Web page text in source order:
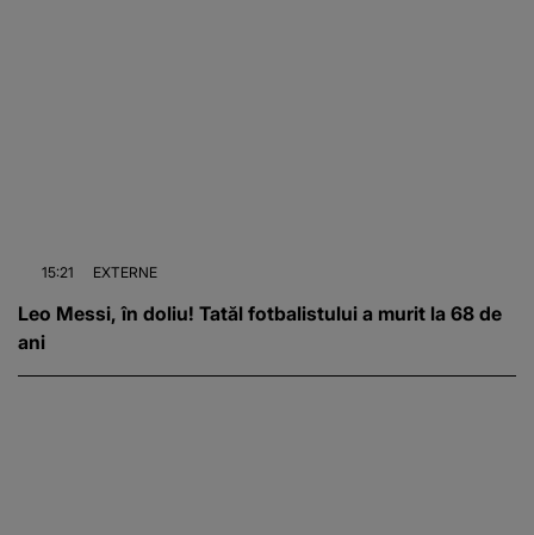
15:21 EXTERNE
Leo Messi, în doliu! Tatăl fotbalistului a murit la 68 de
ani